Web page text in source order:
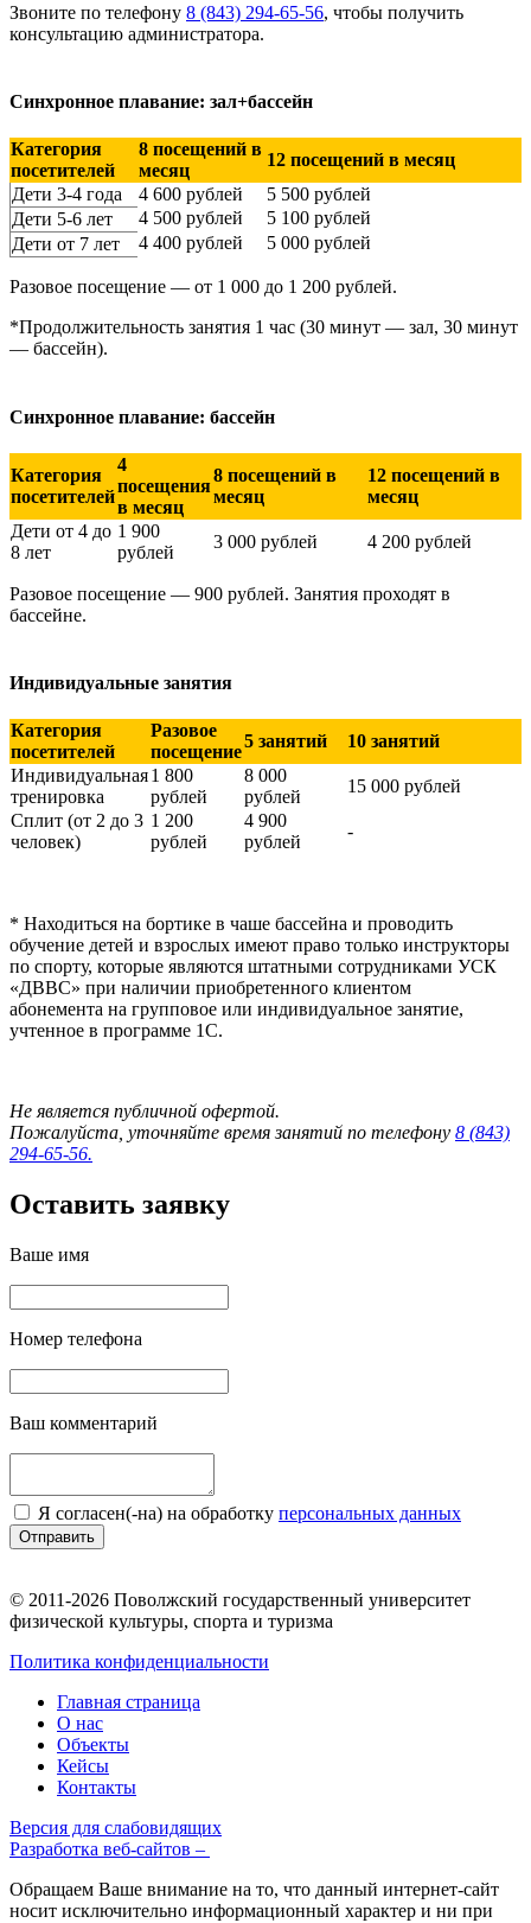
Звоните по телефону 8 (843) 294-65-56, чтобы получить
консультацию администратора.
Синхронное плавание: зал+бассейн
Категория
посетителей
8 посещений в
месяц
12 посещений в месяц
Дети 3-4 года
4 600 рублей
5 500 рублей
Дети 5-6 лет
4 500 рублей
5 100 рублей
Дети от 7 лет
4 400 рублей 5 000 рублей
Разовое посещение — от 1 000 до 1 200 рублей.
*Продолжительность занятия 1 час (30 минут — зал, 30 минут
— бассейн).
Синхронное плавание: бассейн
Категория
посетителей
4
посещения
в месяц
8 посещений в
месяц
12 посещений в
месяц
Дети от 4 до
8 лет
1 900
рублей
3 000 рублей 4 200 рублей
Разовое посещение — 900 рублей. Занятия проходят в
бассейне.
Индивидуальные занятия
Категория
посетителей
Разовое
посещение
5 занятий
10 занятий
Индивидуальная
тренировка
1 800
рублей
8 000
рублей
15 000 рублей
Сплит (от 2 до 3
человек)
1 200
рублей
4 900
рублей
-
* Находиться на бортике в чаше бассейна и проводить
обучение детей и взрослых имеют право только инструкторы
по спорту, которые являются штатными сотрудниками УСК
«ДВВС» при наличии приобретенного клиентом
абонемента на групповое или индивидуальное занятие,
учтенное в программе 1С.
Не является публичной офертой.
Пожалуйста, уточняйте время занятий по телефону 8 (843)
294-65-56.
Оставить заявку
Ваше имя
Номер телефона
Ваш комментарий
Я согласен(-на) на обработку персональных данных
Отправить
© 2011-2026 Поволжский государственный университет
физической культуры, спорта и туризма
Политика конфиденциальности
Главная страница
О нас
Объекты
Кейсы
Контакты
Версия для слабовидящих
Разработка веб-сайтов –
Обращаем Ваше внимание на то, что данный интернет-сайт
носит исключительно информационный характер и ни при